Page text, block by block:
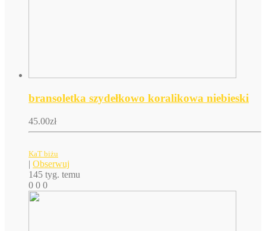
bransoletka szydełkowo koralikowa niebieski
45.00zł
KaT biżu
| Obserwuj
145 tyg. temu
0 0 0